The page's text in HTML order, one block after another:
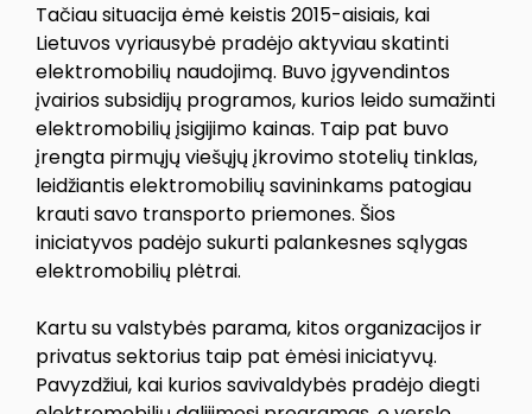
Tačiau situacija ėmė keistis 2015-aisiais, kai
Lietuvos vyriausybė pradėjo aktyviau skatinti
elektromobilių naudojimą. Buvo įgyvendintos
įvairios subsidijų programos, kurios leido sumažinti
elektromobilių įsigijimo kainas. Taip pat buvo
įrengta pirmųjų viešųjų įkrovimo stotelių tinklas,
leidžiantis elektromobilių savininkams patogiau
krauti savo transporto priemones. Šios
iniciatyvos padėjo sukurti palankesnes sąlygas
elektromobilių plėtrai.
Kartu su valstybės parama, kitos organizacijos ir
privatus sektorius taip pat ėmėsi iniciatyvų.
Pavyzdžiui, kai kurios savivaldybės pradėjo diegti